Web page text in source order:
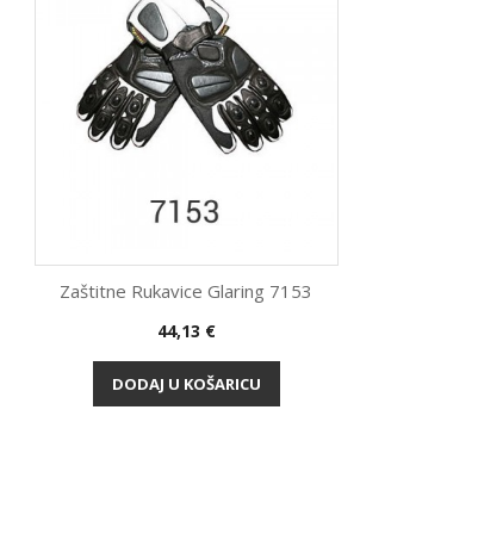
Brzi pregled
Zaštitne Rukavice Glaring 7153
Cijena
44,13 €
DODAJ U KOŠARICU